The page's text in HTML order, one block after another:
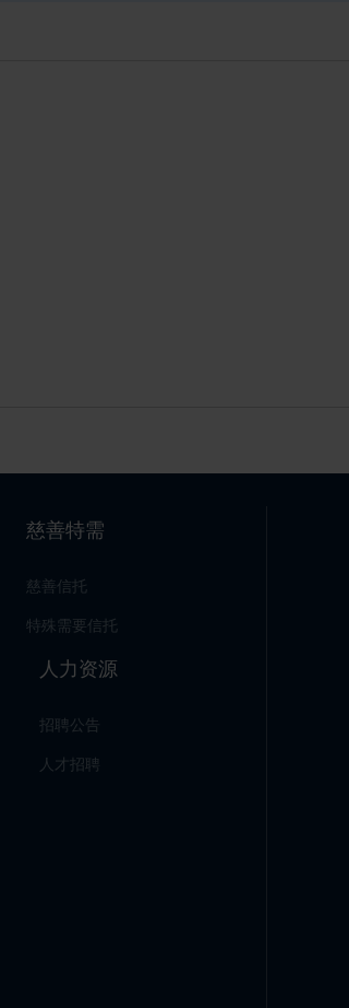
慈善特需
慈善信托
特殊需要信托
人力资源
招聘公告
人才招聘